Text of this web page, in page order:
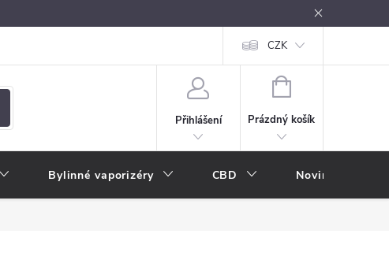
Vše o e-kouření Nákupní rádce
CZK
Přihlášení
NÁKUPNÍ
Prázdný košík
Bylinné vaporizéry CBD Novinky